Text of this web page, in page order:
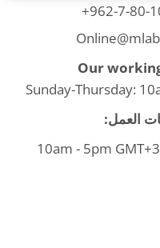
+962-7-80-
Our
Sunday-Thursday:
العمل: